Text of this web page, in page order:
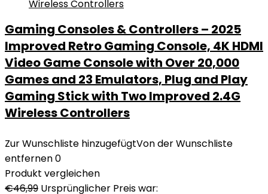
Gaming Consoles & Controllers – 2025
Improved Retro Gaming Console, 4K HDMI
Video Game Console with Over 20,000
Games and 23 Emulators, Plug and Play
Gaming Stick with Two Improved 2.4G
Wireless Controllers
Zur Wunschliste hinzugefügtVon der Wunschliste
entfernen0
Produkt vergleichen
€46,99 Ursprünglicher Preis war: